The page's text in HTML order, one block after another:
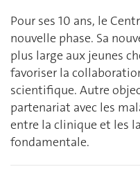
Pour ses 10 ans, le
nouvelle phase. Sa
plus large aux jeunes
favoriser la
scientifique. Autre
partenariat avec les
entre la clinique et les
fondamentale.